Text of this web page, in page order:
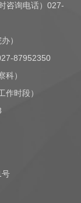
咨询电话）027-
）
87952350
）
作时段）
号